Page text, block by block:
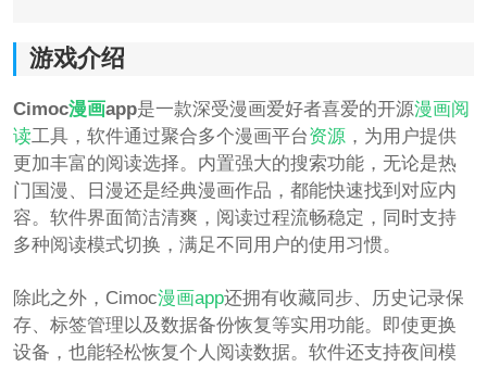
游戏介绍
Cimoc漫画app是一款深受漫画爱好者喜爱的开源漫画阅
读工具，软件通过聚合多个漫画平台资源，为用户提供
更加丰富的阅读选择。内置强大的搜索功能，无论是热
门国漫、日漫还是经典漫画作品，都能快速找到对应内
容。软件界面简洁清爽，阅读过程流畅稳定，同时支持
多种阅读模式切换，满足不同用户的使用习惯。
除此之外，Cimoc漫画app还拥有收藏同步、历史记录保
存、标签管理以及数据备份恢复等实用功能。即使更换
设备，也能轻松恢复个人阅读数据。软件还支持夜间模